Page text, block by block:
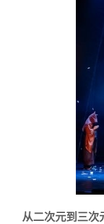
从二次元到三次